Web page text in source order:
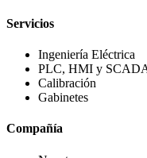
Servicios
Ingeniería Eléctrica
PLC, HMI y
Calibración
Gabinetes
Compañía